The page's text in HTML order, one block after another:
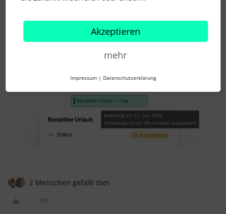
Jessica Busch Forum|Forum|1 month ago
Ich hab mir das gerade mal angeschaut.
Zwar steht beim Mitarbeiter, dass ein Urlaubsantrag von HR
2 Menschen gefällt dies
Akzeptieren
mehr
Impressum | Datenschutzerklärung